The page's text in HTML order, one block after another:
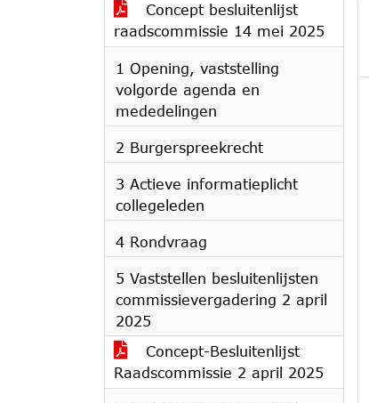
Concept besluitenlijst
raadscommissie 14 mei 2025
1 Opening, vaststelling
volgorde agenda en
mededelingen
2 Burgerspreekrecht
3 Actieve informatieplicht
collegeleden
4 Rondvraag
5 Vaststellen besluitenlijsten
commissievergadering 2 april
2025
Concept-Besluitenlijst
Raadscommissie 2 april 2025